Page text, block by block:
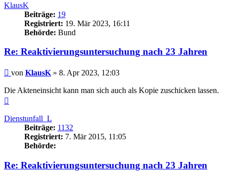
KlausK
Beiträge: 19
Registriert: 19. Mär 2023, 16:11
Behörde: Bund
Re: Reaktivierungsuntersuchung nach 23 Jahren
Beitrag
von KlausK » 8. Apr 2023, 12:03
Die Akteneinsicht kann man sich auch als Kopie zuschicken lassen.
Dienstunfall_L
Beiträge: 1132
Registriert: 7. Mär 2015, 11:05
Behörde:
Re: Reaktivierungsuntersuchung nach 23 Jahren